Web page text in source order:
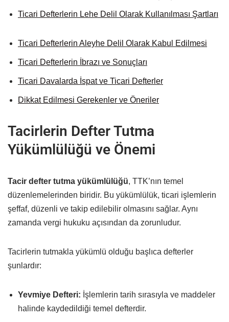
Ticari Defterlerin Lehe Delil Olarak Kullanılması Şartları
Ticari Defterlerin Aleyhe Delil Olarak Kabul Edilmesi
Ticari Defterlerin İbrazı ve Sonuçları
Ticari Davalarda İspat ve Ticari Defterler
Dikkat Edilmesi Gerekenler ve Öneriler
Tacirlerin Defter Tutma
Yükümlülüğü ve Önemi
Tacir defter tutma yükümlülüğü, TTK’nın temel
düzenlemelerinden biridir. Bu yükümlülük, ticari işlemlerin
şeffaf, düzenli ve takip edilebilir olmasını sağlar. Aynı
zamanda vergi hukuku açısından da zorunludur.
Tacirlerin tutmakla yükümlü olduğu başlıca defterler
şunlardır:
Yevmiye Defteri: İşlemlerin tarih sırasıyla ve maddeler
halinde kaydedildiği temel defterdir.